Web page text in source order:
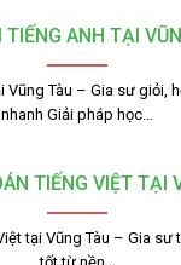
TIẾNG ANH TẠI
Vũng Tàu – Gia sư giỏi,
nhanh Giải pháp học…
TIẾNG VIỆT TẠI
tại Vũng Tàu – Gia sư